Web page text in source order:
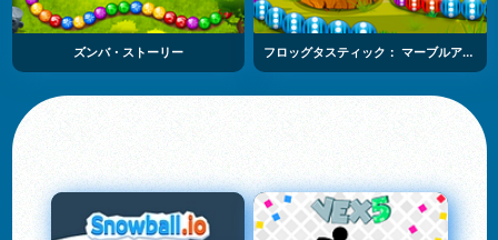
ズンバ・ストーリー フロッグタスティック： マーブルアドベンチャー